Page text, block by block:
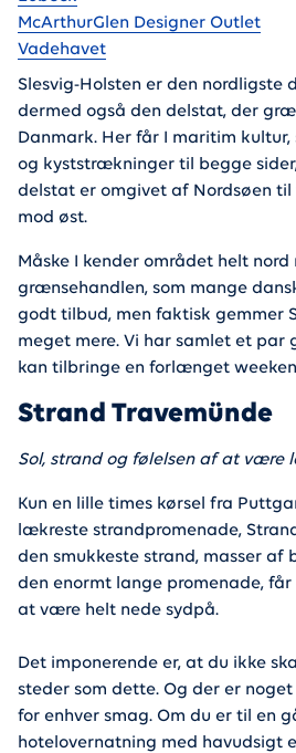
McArthurGlen Designer Outlet
Vadehavet
Slesvig-Holsten er den nordligste
dermed også den delstat, der
Danmark. Her får I maritim
og kyststrækninger til begge
delstat er omgivet af Nordsøen til
mod øst.
Måske I kender området helt
grænsehandlen, som mange
godt tilbud, men faktisk gemmer
meget mere. Vi har samlet et par
kan tilbringe en forlænget
Strand Travemünde
Sol, strand og følelsen af at være
Kun en lille times kørsel fra
lækreste strandpromenade,
den smukkeste strand, masser af
den enormt lange promenade,
at være helt nede sydpå.
Det imponerende er, at du ikke
steder som dette. Og der er
for enhver smag. Om du er til en
hotelovernatning med havudsigt